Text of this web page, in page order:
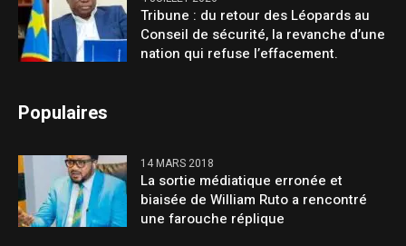
Tribune : du retour des Léopards au
Conseil de sécurité, la revanche d’une
nation qui refuse l’effacement.
Populaires
14 MARS 2018
La sortie médiatique erronée et
biaisée de William Ruto a rencontré
une farouche réplique